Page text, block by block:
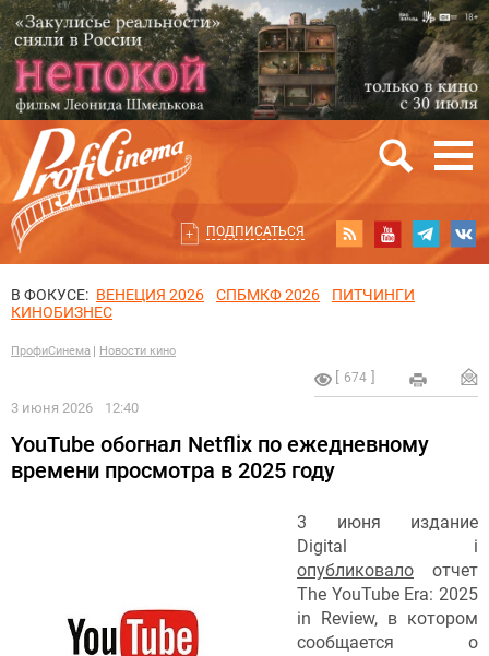
ПОДПИСАТЬСЯ
В ФОКУСЕ: ВЕНЕЦИЯ 2026 СПБМКФ 2026
ПИТЧИНГИ
КИНОБИЗНЕС
ПрофиСинема Новости кино
674
3 июня 2026 12:40
YouTube обогнал Netflix по ежедневному
времени просмотра в 2025 году
3 июня издание
Digital i
опубликовало отчет
The YouTube Era: 2025
in Review, в котором
сообщается о